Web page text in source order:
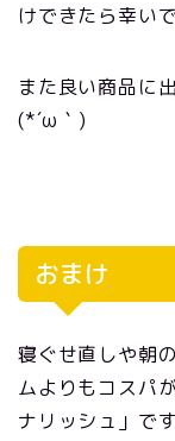
けできたら幸いで
また良い商品に
(*´ω｀)
おまけ
寝ぐせ直しや朝
ムよりもコスパ
ナリッシュ」で